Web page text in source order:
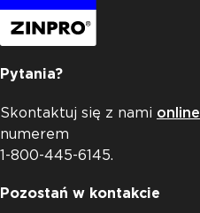
Pytania?
Skontaktuj się z nami online
numerem
1-800-445-6145.
Pozostań w kontakcie